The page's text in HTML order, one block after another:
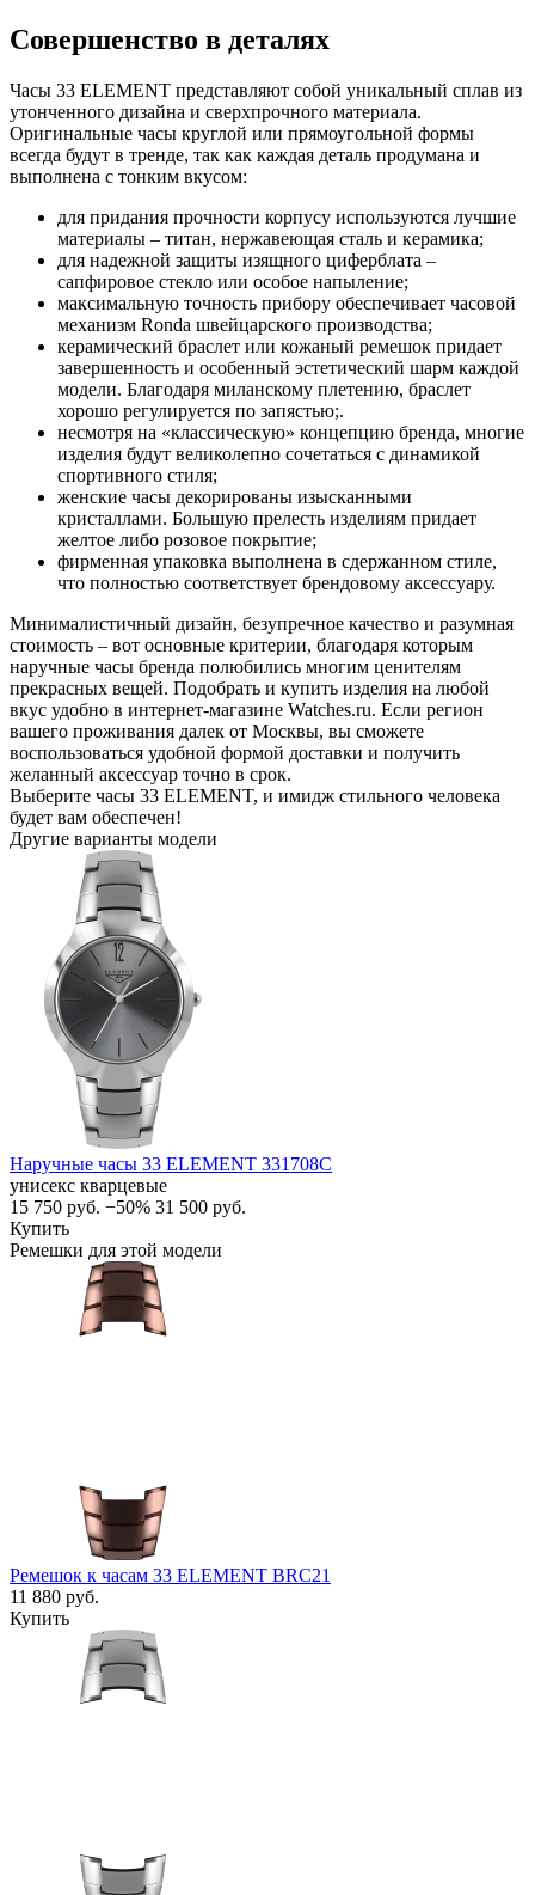
Совершенство в деталях
Часы 33 ELEMENT представляют собой уникальный сплав из
утонченного дизайна и сверхпрочного материала.
Оригинальные часы круглой или прямоугольной формы
всегда будут в тренде, так как каждая деталь продумана и
выполнена с тонким вкусом:
для придания прочности корпусу используются лучшие
материалы – титан, нержавеющая сталь и керамика;
для надежной защиты изящного циферблата –
сапфировое стекло или особое напыление;
максимальную точность прибору обеспечивает часовой
механизм Ronda швейцарского производства;
керамический браслет или кожаный ремешок придает
завершенность и особенный эстетический шарм каждой
модели. Благодаря миланскому плетению, браслет
хорошо регулируется по запястью;.
несмотря на «классическую» концепцию бренда, многие
изделия будут великолепно сочетаться с динамикой
спортивного стиля;
женские часы декорированы изысканными
кристаллами. Большую прелесть изделиям придает
желтое либо розовое покрытие;
фирменная упаковка выполнена в сдержанном стиле,
что полностью соответствует брендовому аксессуару.
Минималистичный дизайн, безупречное качество и разумная
стоимость – вот основные критерии, благодаря которым
наручные часы бренда полюбились многим ценителям
прекрасных вещей. Подобрать и купить изделия на любой
вкус удобно в интернет-магазине Watches.ru. Если регион
вашего проживания далек от Москвы, вы сможете
воспользоваться удобной формой доставки и получить
желанный аксессуар точно в срок.
Выберите часы 33 ELEMENT, и имидж стильного человека
будет вам обеспечен!
Другие варианты модели
Наручные часы 33 ELEMENT 331708C
унисекс кварцевые
15 750 руб. −50% 31 500 руб.
Купить
Ремешки для этой модели
Ремешок к часам 33 ELEMENT BRC21
11 880 руб.
Купить